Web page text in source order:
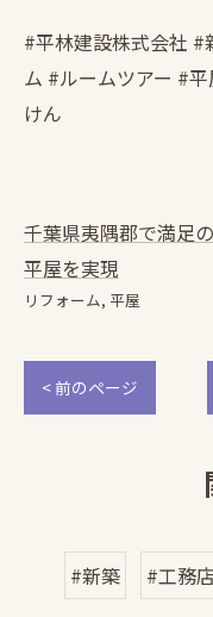
#平林建設株式会社
ム #ルームツアー #
けん
千葉県夷隅郡で満足
平屋を実現
リフォーム 平屋
< 前のページ
#新築 #工務店